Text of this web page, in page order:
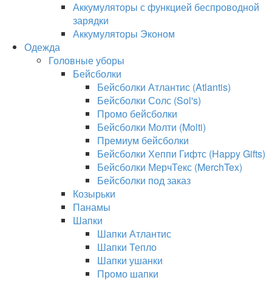
Аккумуляторы с функцией беспроводной
зарядки
Аккумуляторы Эконом
Одежда
Головные уборы
Бейсболки
Бейсболки Атлантис (Atlantis)
Бейсболки Солс (Sol's)
Промо бейсболки
Бейсболки Молти (Molti)
Премиум бейсболки
Бейсболки Хеппи Гифтс (Happy Gifts)
Бейсболки МерчТекс (MerchTex)
Бейсболки под заказ
Козырьки
Панамы
Шапки
Шапки Атлантис
Шапки Тепло
Шапки ушанки
Промо шапки